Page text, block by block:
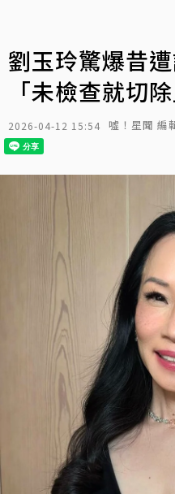
劉玉玲驚爆昔
「未檢查就切
2026-04-12 15:54 噓！星聞 編